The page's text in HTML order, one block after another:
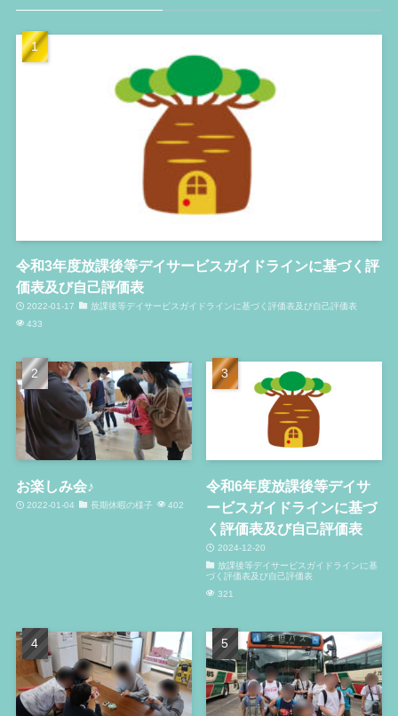
令和3年度放課後等デイサービスガイドラインに基づく評
価表及び自己評価表
2022-01-17
放課後等デイサービスガイドラインに基づく評価表及び自己評価表
433
お楽しみ会♪
2022-01-04 長期休暇の様子 402
令和6年度放課後等デイサ
ービスガイドラインに基づ
く評価表及び自己評価表
2024-12-20
放課後等デイサービスガイドラインに基
づく評価表及び自己評価表
321